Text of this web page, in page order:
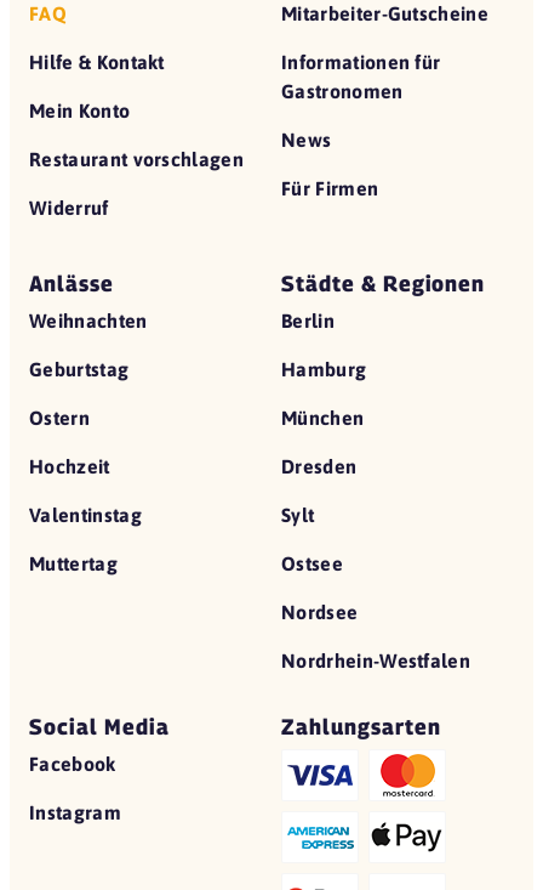
FAQ
Hilfe & Kontakt
Mein Konto
Restaurant vorschlagen
Widerruf
Mitarbeiter-Gutscheine
Informationen für
Gastronomen
News
Für Firmen
Anlässe
Weihnachten
Geburtstag
Ostern
Hochzeit
Valentinstag
Muttertag
Städte & Regionen
Berlin
Hamburg
München
Dresden
Sylt
Ostsee
Nordsee
Nordrhein-Westfalen
Social Media
Facebook
Instagram
Zahlungsarten